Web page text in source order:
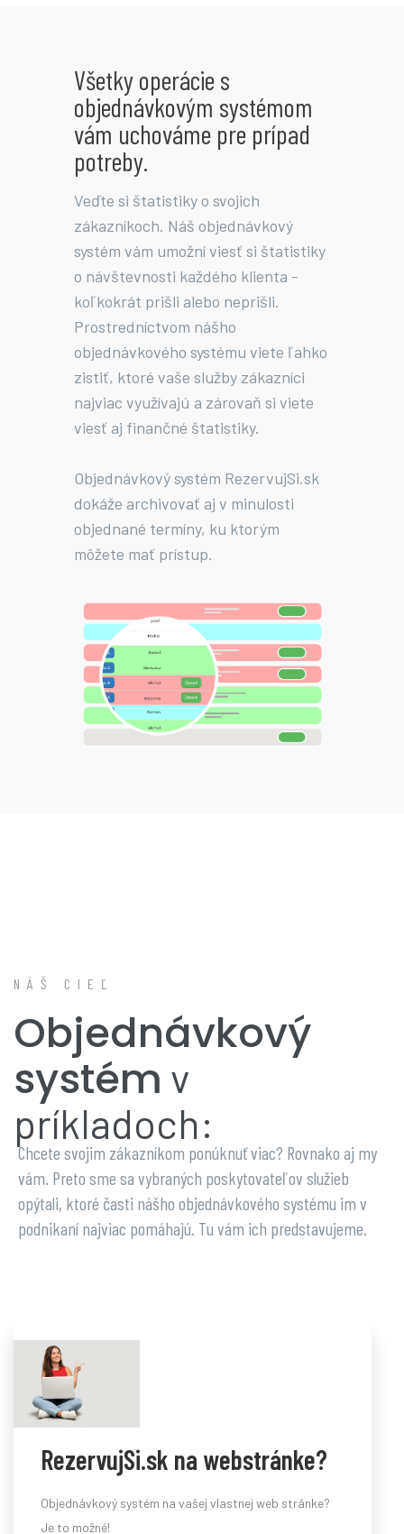
Všetky operácie s
objednávkovým systémom
vám uchováme pre prípad
potreby.
Veďte si štatistiky o svojich
zákazníkoch. Náš objednávkový
systém vám umožní viesť si štatistiky
o návštevnosti každého klienta -
koľkokrát prišli alebo neprišli.
Prostredníctvom nášho
objednávkového systému viete ľahko
zistiť, ktoré vaše služby zákazníci
najviac využívajú a zárovaň si viete
viesť aj finančné štatistiky.
Objednávkový systém RezervujSi.sk
dokáže archivovať aj v minulosti
objednané termíny, ku ktorým
môžete mať prístup.
NÁŠ CIEĽ
Objednávkový
systém v
príkladoch:
Chcete svojim zákazníkom ponúknuť viac? Rovnako aj my
vám. Preto sme sa vybraných poskytovateľov služieb
opýtali, ktoré časti nášho objednávkového systému im v
podnikaní najviac pomáhajú. Tu vám ich predstavujeme.
RezervujSi.sk na webstránke?
Objednávkový systém na vašej vlastnej web stránke?
Je to možné!